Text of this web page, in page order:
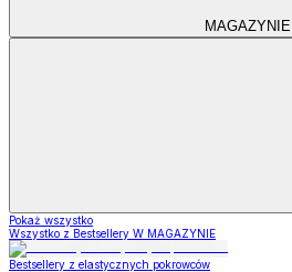
MAGAZYNIE
Pokaż wszystko
Wszystko z Bestsellery W MAGAZYNIE
Bestsellery z elastycznych pokrowców